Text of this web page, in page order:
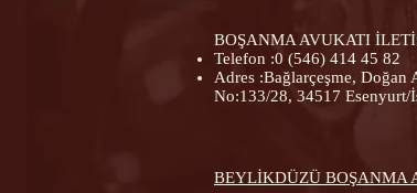
BOŞANMA AVUKATI
Telefon :0 (546) 414 45 82
Adres :Bağlarçeşme, Doğan
No:133/28, 34517 Esenyurt/
BEYLİKDÜZÜ BOŞANMA